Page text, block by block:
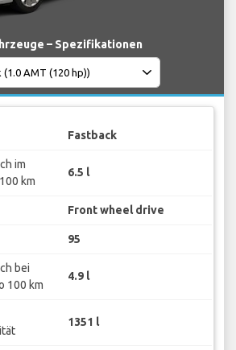
– Spezifikationen
Fastback
im
km
6.5 l
Front wheel drive
95
bei
100 km
4.9 l
1351 l